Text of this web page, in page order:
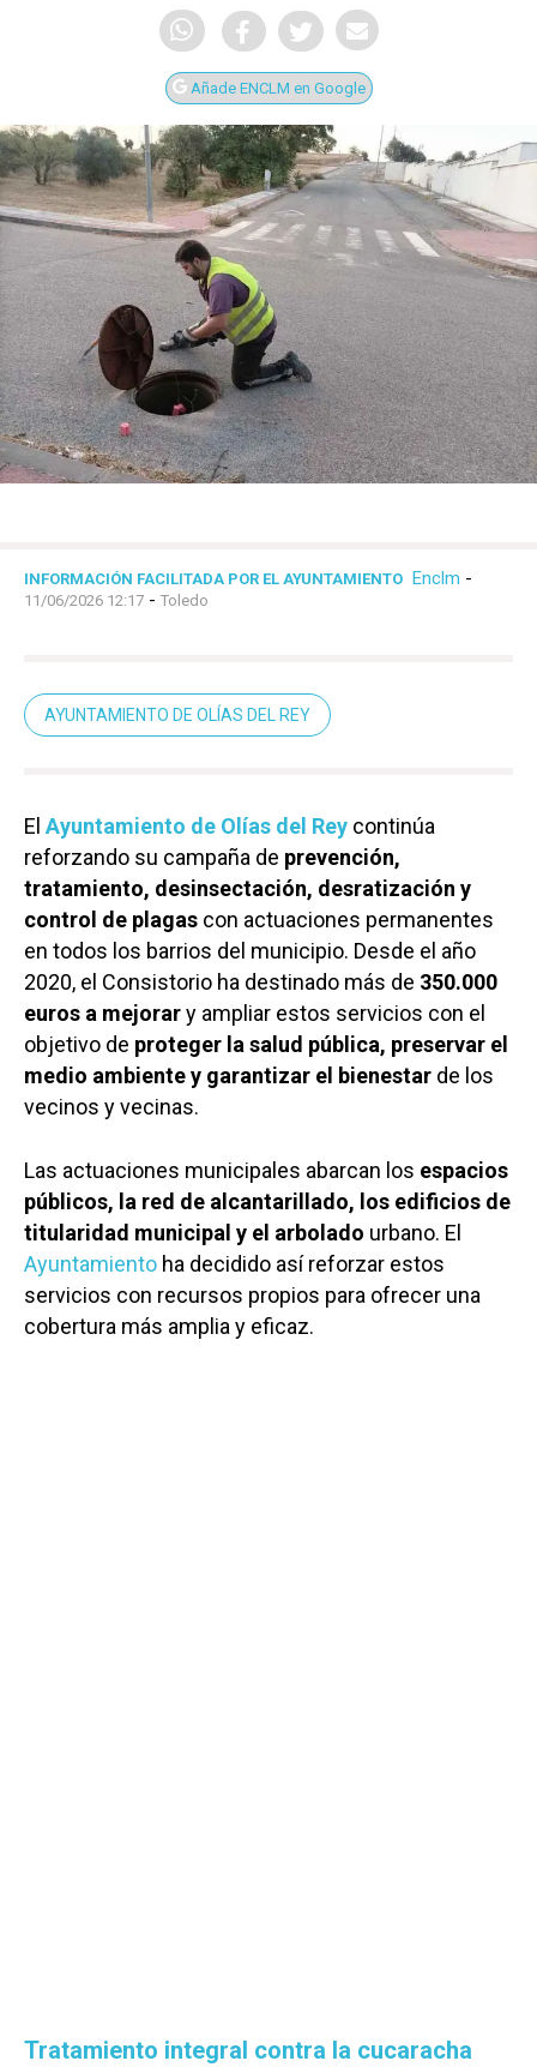
Añade ENCLM en Google
INFORMACIÓN FACILITADA POR EL AYUNTAMIENTO Enclm -
11/06/2026 12:17 - Toledo
AYUNTAMIENTO DE OLÍAS DEL REY
El Ayuntamiento de Olías del Rey continúa
reforzando su campaña de prevención,
tratamiento, desinsectación, desratización y
control de plagas con actuaciones permanentes
en todos los barrios del municipio. Desde el año
2020, el Consistorio ha destinado más de 350.000
euros a mejorary ampliar estos servicios con el
objetivo de proteger la salud pública, preservar el
medio ambiente y garantizar el bienestar de los
vecinos y vecinas.
Las actuaciones municipales abarcan los espacios
públicos, la red de alcantarillado, los edificios de
titularidad municipal y el arbolado urbano. El
Ayuntamiento ha decidido así reforzar estos
servicios con recursos propios para ofrecer una
cobertura más amplia y eficaz.
Tratamiento integral contra la cucaracha